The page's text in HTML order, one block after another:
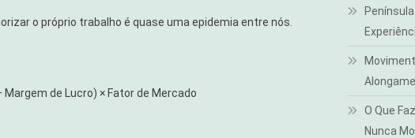
o próprio trabalho é quase uma epidemia entre nós.
de Lucro) × Fator de Mercado
O Que
Nunca